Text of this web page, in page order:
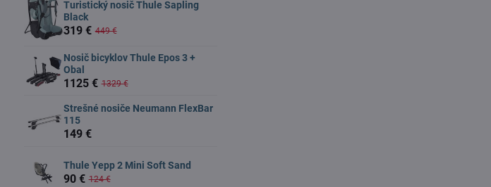
Turistický nosič Thule Sapling
Black
319 € 449 €
Nosič bicyklov Thule Epos 3 +
Obal
1125 € 1329 €
Strešné nosiče Neumann FlexBar
115
149 €
Thule Yepp 2 Mini Soft Sand
90 € 124 €